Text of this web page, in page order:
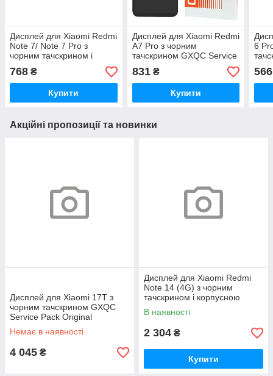
Дисплей для Xiaomi Redmi
Note 7/ Note 7 Pro з
чорним тачскрином і
рамкою Service Pack
768 ₴
Купити
Дисплей для Xiaomi Redmi
A7 Pro з чорним
тачскрином GXQC Service
831₴
Купити
6
566
Акційні пропозиції та новинки
Дисплей для Xiaomi 17T з
чорним тачскрином GXQC
Service Pack Original
Немає в наявності
4 045 ₴
Дисплей для Xiaomi Redmi
Note 14 (4G) з чорним
тачскрином і корпусною
рамкою 161 mm GXQC
Original (переклеєне скло)
В наявності
2 304 ₴
Купити